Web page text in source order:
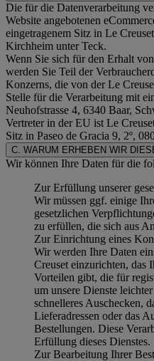
Die für die Datenverarbeitung
Website angebotenen
eingetragenem Sitz in Le
Kirchheim unter Teck.
Wenn Sie sich für den Erhalt
werden Sie Teil der
Konzerns, die von der Le
Stelle für die Verarbeitung mit
Neuhofstrasse 4, 6340 Baar,
Vertreter in der EU ist Le
Sitz in Paseo de Gracia 9, 2º,
C. WARUM ERHEBEN WIR
Wir können Ihre Daten für die
Zur Erfüllung unserer
Wir müssen ggf. einige
gesetzlichen
zu erfüllen, die sich aus
Zur Einrichtung eines
Wir werden Ihre Daten
Creuset einzurichten, das
Vorteilen gibt, die für
um unsere Dienste
schnelleres Auschecken,
Lieferadressen oder das
Bestellungen. Diese
Erfüllung dieses Dienstes.
Zur Bearbeitung Ihrer